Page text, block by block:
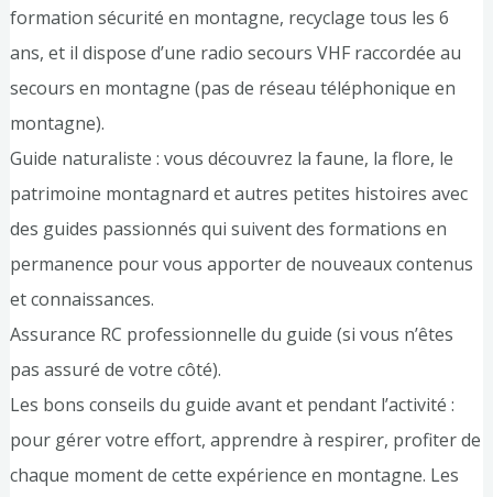
formation sécurité en montagne, recyclage tous les 6
ans, et il dispose d’une radio secours VHF raccordée au
secours en montagne (pas de réseau téléphonique en
montagne).
Guide naturaliste : vous découvrez la faune, la flore, le
patrimoine montagnard et autres petites histoires avec
des guides passionnés qui suivent des formations en
permanence pour vous apporter de nouveaux contenus
et connaissances.
Assurance RC professionnelle du guide (si vous n’êtes
pas assuré de votre côté).
Les bons conseils du guide avant et pendant l’activité :
pour gérer votre effort, apprendre à respirer, profiter de
chaque moment de cette expérience en montagne. Les